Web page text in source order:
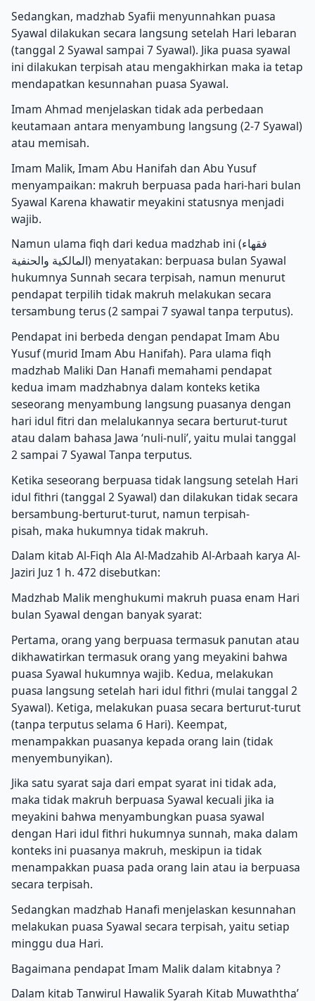
Sedangkan, madzhab Syafii menyunnahkan puasa
Syawal dilakukan secara langsung setelah Hari lebaran
(tanggal 2 Syawal sampai 7 Syawal). Jika puasa syawal
ini dilakukan terpisah atau mengakhirkan maka ia tetap
mendapatkan kesunnahan puasa Syawal.
Imam Ahmad menjelaskan tidak ada perbedaan
keutamaan antara menyambung langsung (2-7 Syawal)
atau memisah.
Imam Malik, Imam Abu Hanifah dan Abu Yusuf
menyampaikan: makruh berpuasa pada hari-hari bulan
Syawal Karena khawatir meyakini statusnya menjadi
wajib.
Namun ulama fiqh dari kedua madzhab ini (فقهاء
المالكية والحنفية) menyatakan: berpuasa bulan Syawal
hukumnya Sunnah secara terpisah, namun menurut
pendapat terpilih tidak makruh melakukan secara
tersambung terus (2 sampai 7 syawal tanpa terputus).
Pendapat ini berbeda dengan pendapat Imam Abu
Yusuf (murid Imam Abu Hanifah). Para ulama fiqh
madzhab Maliki Dan Hanafi memahami pendapat
kedua imam madzhabnya dalam konteks ketika
seseorang menyambung langsung puasanya dengan
hari idul fitri dan melalukannya secara berturut-turut
atau dalam bahasa Jawa ‘nuli-nuli’, yaitu mulai tanggal
2 sampai 7 Syawal Tanpa terputus.
Ketika seseorang berpuasa tidak langsung setelah Hari
idul fithri (tanggal 2 Syawal) dan dilakukan tidak secara
bersambung-berturut-turut, namun terpisah-
pisah, maka hukumnya tidak makruh.
Dalam kitab Al-Fiqh Ala Al-Madzahib Al-Arbaah karya Al-
Jaziri Juz 1 h. 472 disebutkan:
Madzhab Malik menghukumi makruh puasa enam Hari
bulan Syawal dengan banyak syarat:
Pertama, orang yang berpuasa termasuk panutan atau
dikhawatirkan termasuk orang yang meyakini bahwa
puasa Syawal hukumnya wajib. Kedua, melakukan
puasa langsung setelah hari idul fithri (mulai tanggal 2
Syawal). Ketiga, melakukan puasa secara berturut-turut
(tanpa terputus selama 6 Hari). Keempat,
menampakkan puasanya kepada orang lain (tidak
menyembunyikan).
Jika satu syarat saja dari empat syarat ini tidak ada,
maka tidak makruh berpuasa Syawal kecuali jika ia
meyakini bahwa menyambungkan puasa syawal
dengan Hari idul fithri hukumnya sunnah, maka dalam
konteks ini puasanya makruh, meskipun ia tidak
menampakkan puasa pada orang lain atau ia berpuasa
secara terpisah.
Sedangkan madzhab Hanafi menjelaskan kesunnahan
melakukan puasa Syawal secara terpisah, yaitu setiap
minggu dua Hari.
Bagaimana pendapat Imam Malik dalam kitabnya ?
Dalam kitab Tanwirul Hawalik Syarah Kitab Muwaththa’